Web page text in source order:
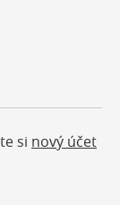
si nový účet